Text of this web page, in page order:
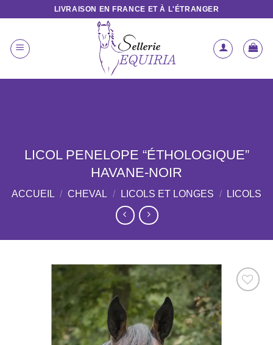
contenu
LIVRAISON EN FRANCE ET À L'ÉTRANGER
LICOL PENELOPE “ÉTHOLOGIQUE”
HAVANE-NOIR
ACCUEIL / CHEVAL / LICOLS ET LONGES / LICOLS